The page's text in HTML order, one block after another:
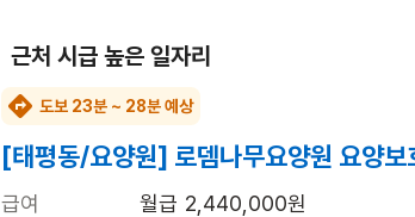
근처 시급 높은 일자리
도보 23분 ~ 28분 예상
[태평동/요양원] 로뎀나무요양원 요양보
급여
월급 2,440,000원